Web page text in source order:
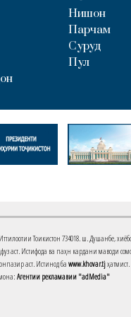
Нишон
Парчам
Суруд
Пул
Тоҷикистон 734018. ш. Душанбе,
аст. Истифода ва паҳн кардани маводи
аст. Истинод баwww.khovar.tj
Агентии рекламавии "adMedia"